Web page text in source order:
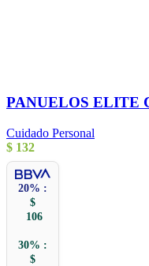
PANUELOS ELITE
Cuidado Personal
$ 132
20% :
$
106
30% :
$